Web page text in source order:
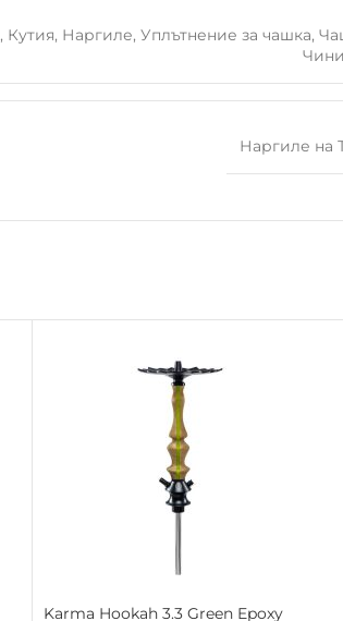
, Кутия, Наргиле, Уплътнение за чашка,
Наргиле на
Karma Hookah 3.3 Green Epoxy